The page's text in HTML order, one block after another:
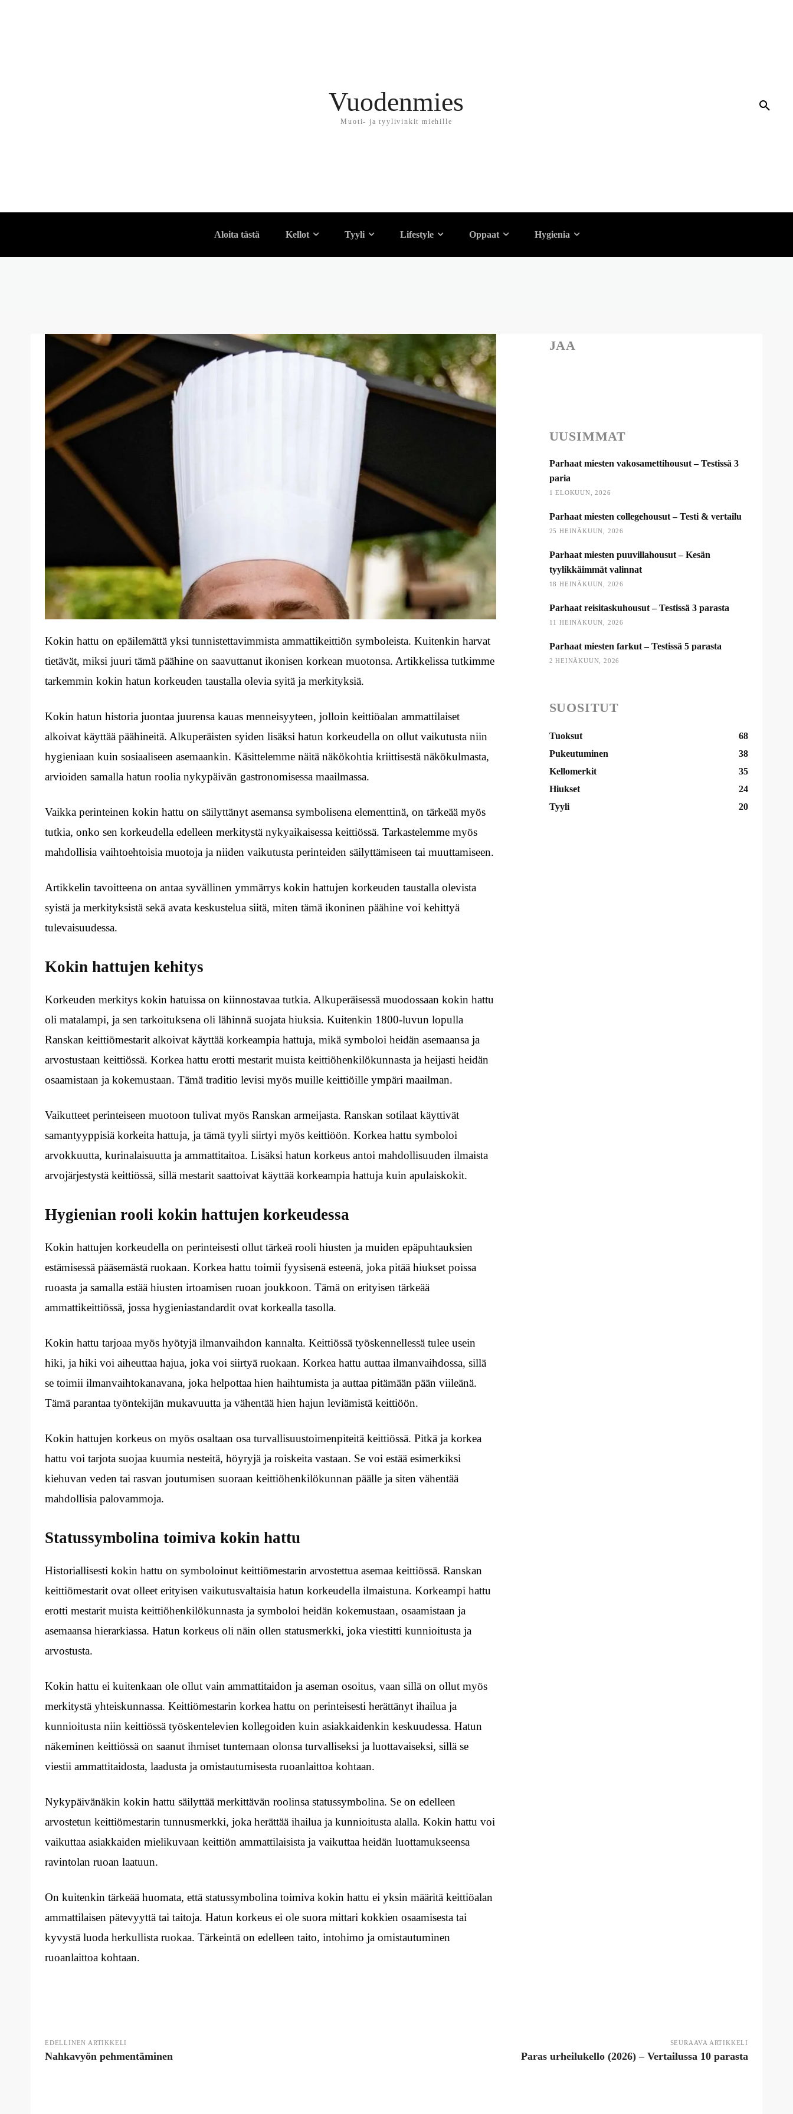
Vuodenmies
Muoti- ja tyylivinkit miehille
Aloita tästä Kellot Tyyli Lifestyle Oppaat Hygienia
Kokin hattu on epäilemättä yksi tunnistettavimmista ammattikeittiön symboleista. Kuitenkin harvat
tietävät, miksi juuri tämä päähine on saavuttanut ikonisen korkean muotonsa. Artikkelissa tutkimme
tarkemmin kokin hatun korkeuden taustalla olevia syitä ja merkityksiä.
Kokin hatun historia juontaa juurensa kauas menneisyyteen, jolloin keittiöalan ammattilaiset
alkoivat käyttää päähineitä. Alkuperäisten syiden lisäksi hatun korkeudella on ollut vaikutusta niin
hygieniaan kuin sosiaaliseen asemaankin. Käsittelemme näitä näkökohtia kriittisestä näkökulmasta,
arvioiden samalla hatun roolia nykypäivän gastronomisessa maailmassa.
Vaikka perinteinen kokin hattu on säilyttänyt asemansa symbolisena elementtinä, on tärkeää myös
tutkia, onko sen korkeudella edelleen merkitystä nykyaikaisessa keittiössä. Tarkastelemme myös
mahdollisia vaihtoehtoisia muotoja ja niiden vaikutusta perinteiden säilyttämiseen tai muuttamiseen.
Artikkelin tavoitteena on antaa syvällinen ymmärrys kokin hattujen korkeuden taustalla olevista
syistä ja merkityksistä sekä avata keskustelua siitä, miten tämä ikoninen päähine voi kehittyä
tulevaisuudessa.
Kokin hattujen kehitys
Korkeuden merkitys kokin hatuissa on kiinnostavaa tutkia. Alkuperäisessä muodossaan kokin hattu
oli matalampi, ja sen tarkoituksena oli lähinnä suojata hiuksia. Kuitenkin 1800-luvun lopulla
Ranskan keittiömestarit alkoivat käyttää korkeampia hattuja, mikä symboloi heidän asemaansa ja
arvostustaan keittiössä. Korkea hattu erotti mestarit muista keittiöhenkilökunnasta ja heijasti heidän
osaamistaan ja kokemustaan. Tämä traditio levisi myös muille keittiöille ympäri maailman.
Vaikutteet perinteiseen muotoon tulivat myös Ranskan armeijasta. Ranskan sotilaat käyttivät
samantyyppisiä korkeita hattuja, ja tämä tyyli siirtyi myös keittiöön. Korkea hattu symboloi
arvokkuutta, kurinalaisuutta ja ammattitaitoa. Lisäksi hatun korkeus antoi mahdollisuuden ilmaista
arvojärjestystä keittiössä, sillä mestarit saattoivat käyttää korkeampia hattuja kuin apulaiskokit.
Hygienian rooli kokin hattujen korkeudessa
Kokin hattujen korkeudella on perinteisesti ollut tärkeä rooli hiusten ja muiden epäpuhtauksien
estämisessä pääsemästä ruokaan. Korkea hattu toimii fyysisenä esteenä, joka pitää hiukset poissa
ruoasta ja samalla estää hiusten irtoamisen ruoan joukkoon. Tämä on erityisen tärkeää
ammattikeittiössä, jossa hygieniastandardit ovat korkealla tasolla.
Kokin hattu tarjoaa myös hyötyjä ilmanvaihdon kannalta. Keittiössä työskennellessä tulee usein
hiki, ja hiki voi aiheuttaa hajua, joka voi siirtyä ruokaan. Korkea hattu auttaa ilmanvaihdossa, sillä
se toimii ilmanvaihtokanavana, joka helpottaa hien haihtumista ja auttaa pitämään pään viileänä.
Tämä parantaa työntekijän mukavuutta ja vähentää hien hajun leviämistä keittiöön.
Kokin hattujen korkeus on myös osaltaan osa turvallisuustoimenpiteitä keittiössä. Pitkä ja korkea
hattu voi tarjota suojaa kuumia nesteitä, höyryjä ja roiskeita vastaan. Se voi estää esimerkiksi
kiehuvan veden tai rasvan joutumisen suoraan keittiöhenkilökunnan päälle ja siten vähentää
mahdollisia palovammoja.
Statussymbolina toimiva kokin hattu
Historiallisesti kokin hattu on symboloinut keittiömestarin arvostettua asemaa keittiössä. Ranskan
keittiömestarit ovat olleet erityisen vaikutusvaltaisia hatun korkeudella ilmaistuna. Korkeampi hattu
erotti mestarit muista keittiöhenkilökunnasta ja symboloi heidän kokemustaan, osaamistaan ja
asemaansa hierarkiassa. Hatun korkeus oli näin ollen statusmerkki, joka viestitti kunnioitusta ja
arvostusta.
Kokin hattu ei kuitenkaan ole ollut vain ammattitaidon ja aseman osoitus, vaan sillä on ollut myös
merkitystä yhteiskunnassa. Keittiömestarin korkea hattu on perinteisesti herättänyt ihailua ja
kunnioitusta niin keittiössä työskentelevien kollegoiden kuin asiakkaidenkin keskuudessa. Hatun
näkeminen keittiössä on saanut ihmiset tuntemaan olonsa turvalliseksi ja luottavaiseksi, sillä se
viestii ammattitaidosta, laadusta ja omistautumisesta ruoanlaittoa kohtaan.
Nykypäivänäkin kokin hattu säilyttää merkittävän roolinsa statussymbolina. Se on edelleen
arvostetun keittiömestarin tunnusmerkki, joka herättää ihailua ja kunnioitusta alalla. Kokin hattu voi
vaikuttaa asiakkaiden mielikuvaan keittiön ammattilaisista ja vaikuttaa heidän luottamukseensa
ravintolan ruoan laatuun.
On kuitenkin tärkeää huomata, että statussymbolina toimiva kokin hattu ei yksin määritä keittiöalan
ammattilaisen pätevyyttä tai taitoja. Hatun korkeus ei ole suora mittari kokkien osaamisesta tai
kyvystä luoda herkullista ruokaa. Tärkeintä on edelleen taito, intohimo ja omistautuminen
ruoanlaittoa kohtaan.
JAA
UUSIMMAT
Parhaat miesten vakosamettihousut – Testissä 3
paria
1 ELOKUUN, 2026
Parhaat miesten collegehousut – Testi & vertailu
25 HEINÄKUUN, 2026
Parhaat miesten puuvillahousut – Kesän
tyylikkäimmät valinnat
18 HEINÄKUUN, 2026
Parhaat reisitaskuhousut – Testissä 3 parasta
11 HEINÄKUUN, 2026
Parhaat miesten farkut – Testissä 5 parasta
2 HEINÄKUUN, 2026
SUOSITUT
Tuoksut
68
Pukeutuminen
38
Kellomerkit
35
Hiukset
24
Tyyli
20
EDELLINEN ARTIKKELI
Nahkavyön pehmentäminen
SEURAAVA ARTIKKELI
Paras urheilukello (2026) – Vertailussa 10 parasta